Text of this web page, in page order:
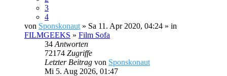
3
4
von Sponskonaut » Sa 11. Apr 2020, 04:24 » in
FILMGEEKS » Film Sofa
34 Antworten
72174 Zugriffe
Letzter Beitrag von Sponskonaut
Mi 5. Aug 2026, 01:47